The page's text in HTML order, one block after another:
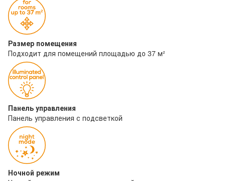
Размер помещения
Подходит для помещений площадью до 37 м²
Панель управления
Панель управления с подсветкой
Ночной режим